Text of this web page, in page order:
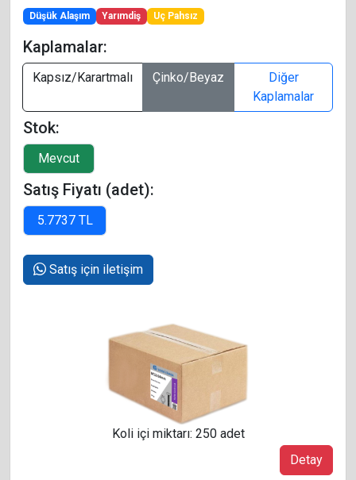
Düşük Alaşım Yarımdiş Uç Pahsız
Kaplamalar:
Kapsız/Karartmalı Çinko/Beyaz
Diğer
Kaplamalar
Stok:
Satış Fiyatı (adet):
Satış için iletişim
Detay
Koli içi miktarı: 250 adet